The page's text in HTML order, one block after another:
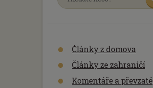
Články z domova
Články ze zahraničí
Komentáře a převzaté